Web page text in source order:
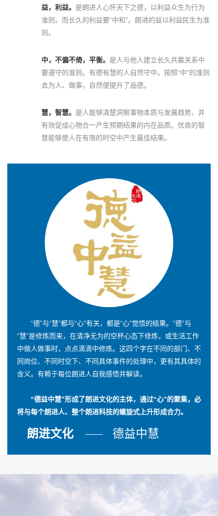
益，利益。 是朗进人心怀天下之德，以利益众生为行为
准则。而长久的利益要“中和”。朗进的益以利益民生为准
则。
中，不偏不倚，平衡。 是人与他人建立长久共赢关系中
要遵守的准则。有德有慧的人自然守中。按照“中”的准则
去为人、做事，自然便提升了品德。
慧，智慧。 是人能够清楚洞察事物本质与发展趋势、并
有效促成心物合一产生预期结果的内在品质。优良的智
慧能够使人在有限的时空中产生最佳结果。
“德”与“慧”都与“心”有关，都是“心”觉悟的结果。“德”与
“慧”是修炼而来，在清净无为的空杯心态下修炼，或生活工作
中做人做事时，点点滴滴中修炼。这四个字在不同的部门、不
同岗位、不同时空下、不同具体事件的处理中，更有其具体的
含义。有赖于每位朗进人自我感悟并解读。
“德益中慧”形成了朗进文化的主体，通过“心”的聚集，必
将与每个朗进人、整个朗进科技的螺旋式上升形成合力。
朗进文化 德益中慧